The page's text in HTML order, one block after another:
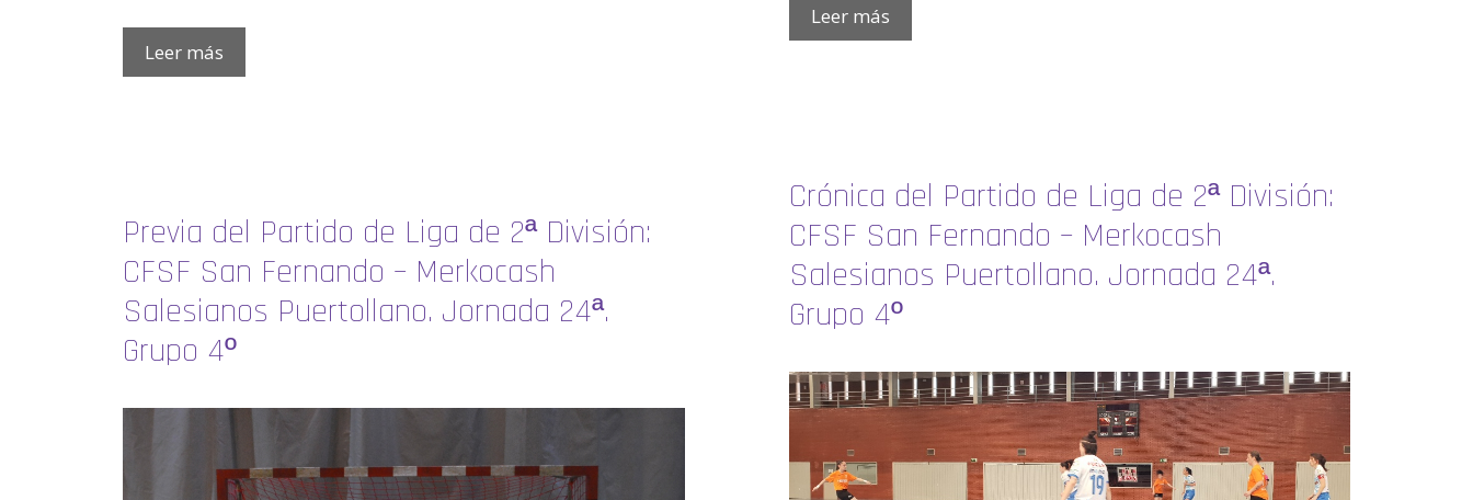
Leer más
Leer más
Crónica del Partido de Liga de 2ª División:
CFSF San Fernando – Merkocash
Salesianos Puertollano. Jornada 24ª.
Grupo 4º
Previa del Partido de Liga de 2ª División:
CFSF San Fernando – Merkocash
Salesianos Puertollano. Jornada 24ª.
Grupo 4º